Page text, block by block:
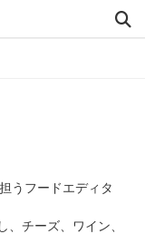
うフードエディタ
、チーズ、ワイン、